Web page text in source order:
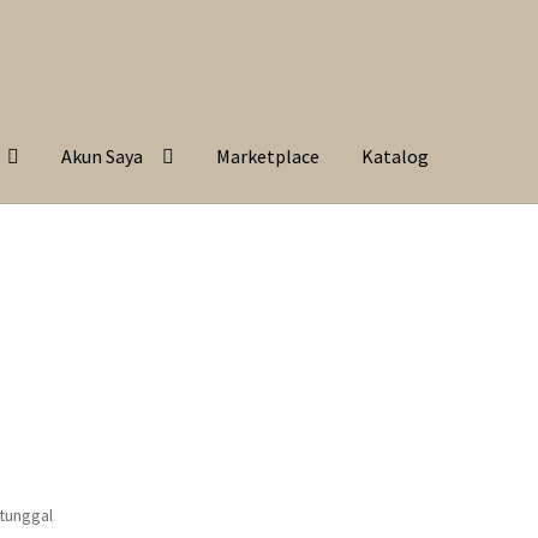
Akun Saya Marketplace Katalog